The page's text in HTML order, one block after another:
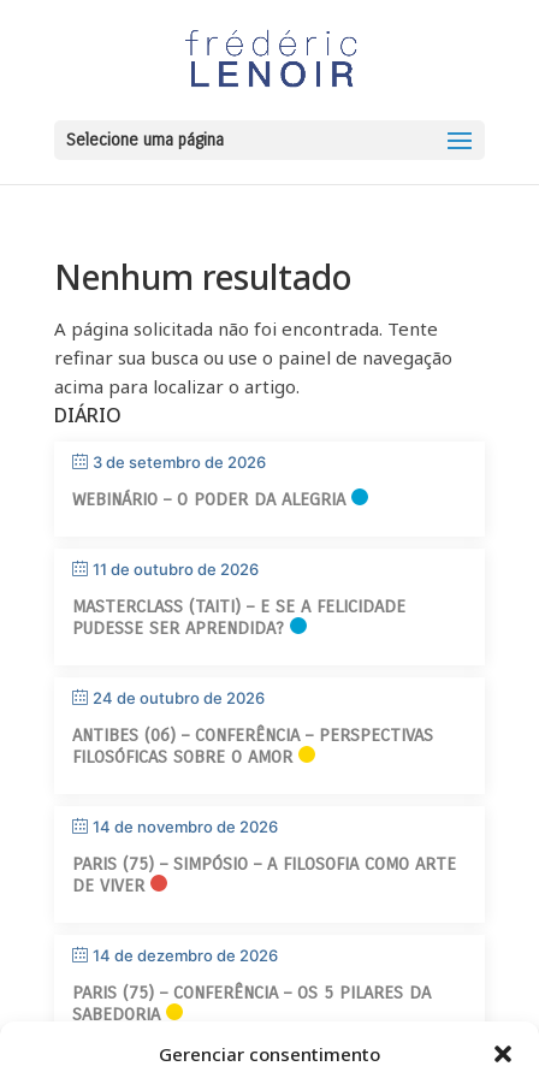
Gerenciar consentimento
Selecione uma página
Nenhum resultado
A página solicitada não foi encontrada. Tente
refinar sua busca ou use o painel de navegação
acima para localizar o artigo.
DIÁRIO
3 de setembro de 2026
WEBINÁRIO – O PODER DA ALEGRIA
11 de outubro de 2026
MASTERCLASS (TAITI) – E SE A FELICIDADE
PUDESSE SER APRENDIDA?
24 de outubro de 2026
ANTIBES (06) – CONFERÊNCIA – PERSPECTIVAS
FILOSÓFICAS SOBRE O AMOR
14 de novembro de 2026
PARIS (75) – SIMPÓSIO – A FILOSOFIA COMO ARTE
DE VIVER
14 de dezembro de 2026
PARIS (75) – CONFERÊNCIA – OS 5 PILARES DA
SABEDORIA